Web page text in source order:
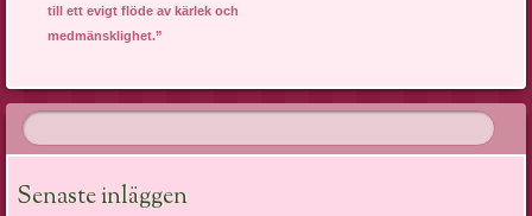
till ett evigt flöde av kärlek och
medmänsklighet.”
Senaste inläggen